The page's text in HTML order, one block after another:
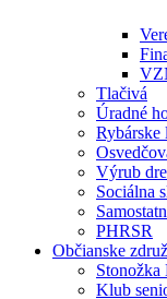
Tlačivá
Úradné
Rybárske
Výrub
Sociálna
PHRSR
Občianske
Stonožka
Klub